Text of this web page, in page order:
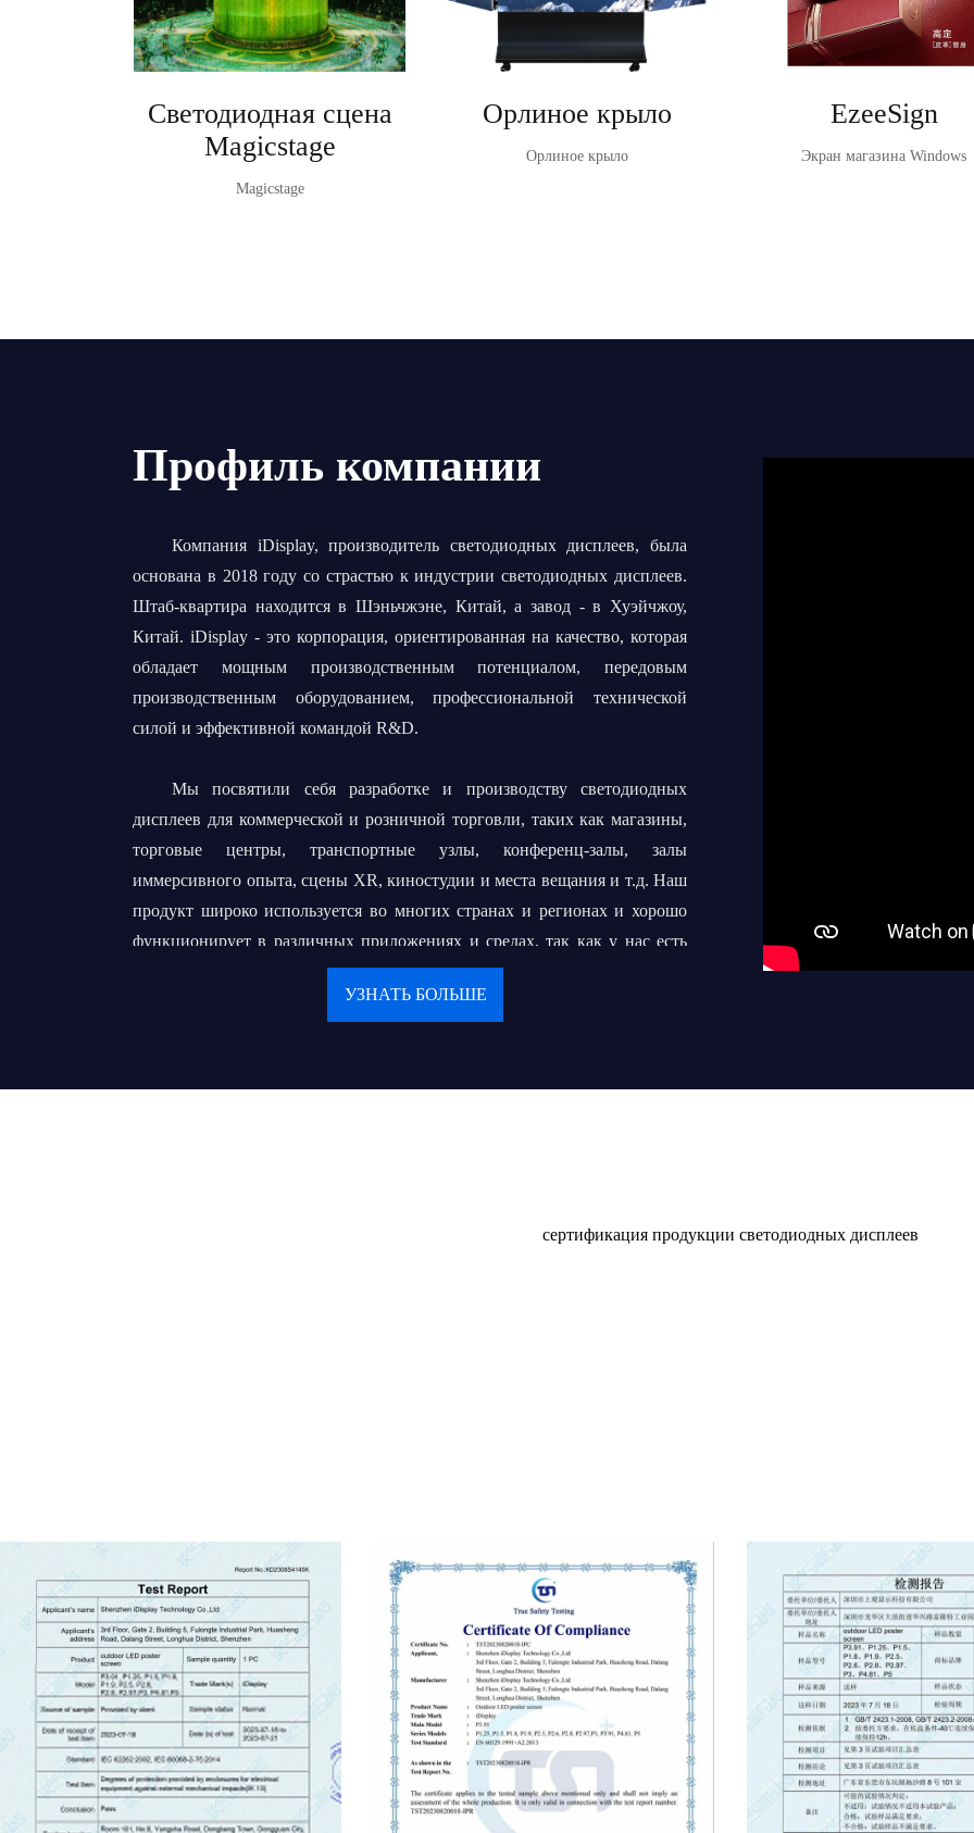
Светодиодная сцена
Magicstage
Magicstage
Орлиное крыло
Орлиное крыло
EzeeSign
Экран магазина Windows
Профиль компании
Компания iDisplay, производитель светодиодных дисплеев, была
основана в 2018 году со страстью к индустрии светодиодных дисплеев.
Штаб-квартира находится в Шэньчжэне, Китай, а завод - в Хуэйчжоу,
Китай. iDisplay - это корпорация, ориентированная на качество, которая
обладает мощным производственным потенциалом, передовым
производственным оборудованием, профессиональной технической
силой и эффективной командой R&D.
Мы посвятили себя разработке и производству светодиодных
дисплеев для коммерческой и розничной торговли, таких как магазины,
торговые центры, транспортные узлы, конференц-залы, залы
иммерсивного опыта, сцены XR, киностудии и места вещания и т.д. Наш
продукт широко используется во многих странах и регионах и хорошо
функционирует в различных приложениях и средах, так как у нас есть
большой опыт в OEM и ODM.
всемирно известный бренд, который поможет сотням или даже тысячам
УЗНАТЬ БОЛЬШЕ
сертификация продукции светодиодных дисплеев